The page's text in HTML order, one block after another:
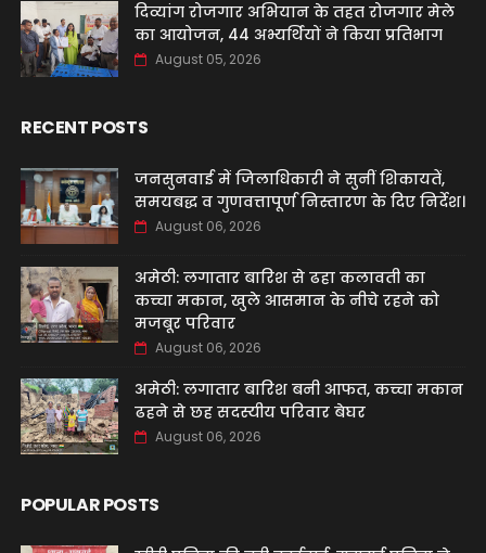
दिव्यांग रोजगार अभियान के तहत रोजगार मेले
का आयोजन, 44 अभ्यर्थियों ने किया प्रतिभाग
August 05, 2026
RECENT POSTS
जनसुनवाई में जिलाधिकारी ने सुनीं शिकायतें,
समयबद्ध व गुणवत्तापूर्ण निस्तारण के दिए निर्देश।
August 06, 2026
अमेठी: लगातार बारिश से ढहा कलावती का
कच्चा मकान, खुले आसमान के नीचे रहने को
मजबूर परिवार
August 06, 2026
अमेठी: लगातार बारिश बनी आफत, कच्चा मकान
ढहने से छह सदस्यीय परिवार बेघर
August 06, 2026
POPULAR POSTS